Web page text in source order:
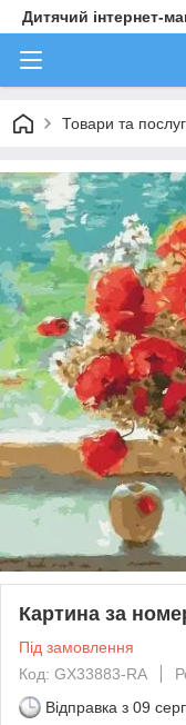
Дитячий інтернет-
Товари та
Картина за
Під замовлення
Код: GX33883-RA
Відправка з 09